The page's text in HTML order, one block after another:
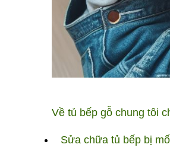
Về tủ bếp gỗ chung tôi
Sửa chữa tủ bếp bị